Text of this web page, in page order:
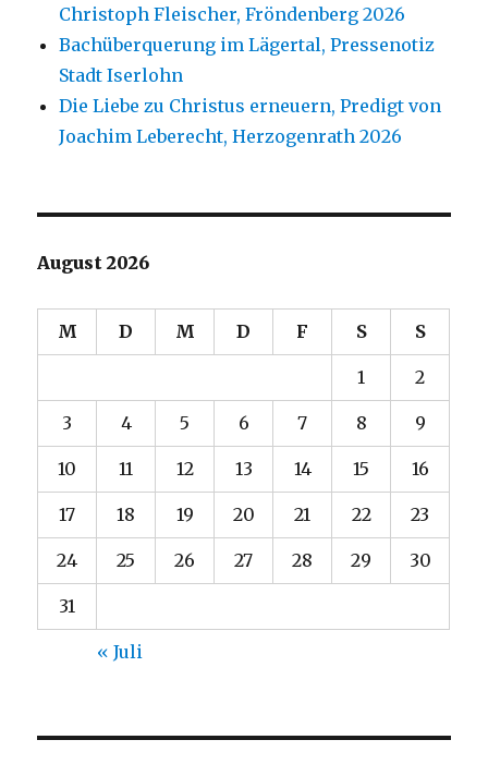
Christoph Fleischer, Fröndenberg 2026
Bachüberquerung im Lägertal, Pressenotiz
Stadt Iserlohn
Die Liebe zu Christus erneuern, Predigt von
Joachim Leberecht, Herzogenrath 2026
August 2026
M D M D F S S
1 2
3 4 5 6 7 8 9
10 11 12 13 14 15 16
17 18 19 20 21 22 23
24 25 26 27 28 29 30
31
« Juli